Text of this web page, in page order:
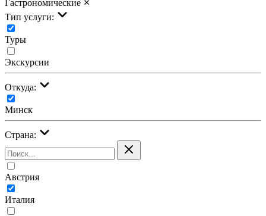
Гастрономические
Тип услуги:
Туры
Экскурсии
Откуда:
Минск
Страна:
Австрия
Италия